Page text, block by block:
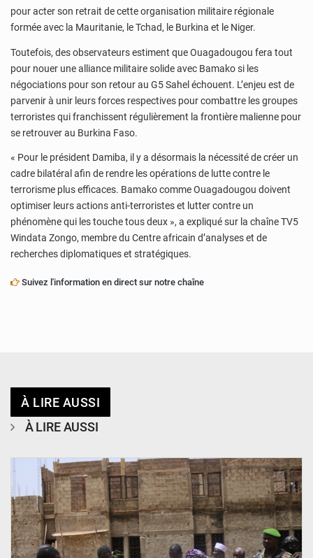
pour acter son retrait de cette organisation militaire régionale
formée avec la Mauritanie, le Tchad, le Burkina et le Niger.
Toutefois, des observateurs estiment que Ouagadougou fera tout
pour nouer une alliance militaire solide avec Bamako si les
négociations pour son retour au G5 Sahel échouent. L’enjeu est de
parvenir à unir leurs forces respectives pour combattre les groupes
terroristes qui franchissent régulièrement la frontière malienne pour
se retrouver au Burkina Faso.
« Pour le président Damiba, il y a désormais la nécessité de créer un
cadre bilatéral afin de rendre les opérations de lutte contre le
terrorisme plus efficaces. Bamako comme Ouagadougou doivent
optimiser leurs actions anti-terroristes et lutter contre un
phénomène qui les touche tous deux », a expliqué sur la chaîne TV5
Windata Zongo, membre du Centre africain d’analyses et de
recherches diplomatiques et stratégiques.
Suivez l'information en direct sur notre chaîne
À LIRE AUSSI
À LIRE AUSSI